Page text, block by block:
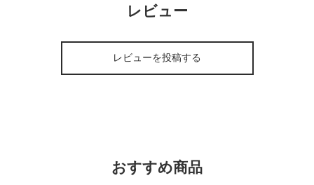
レビュー
レビューを投稿する
おすすめ商品